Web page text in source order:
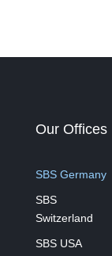
Our Offices
SBS Germany
SBS
Switzerland
SBS USA